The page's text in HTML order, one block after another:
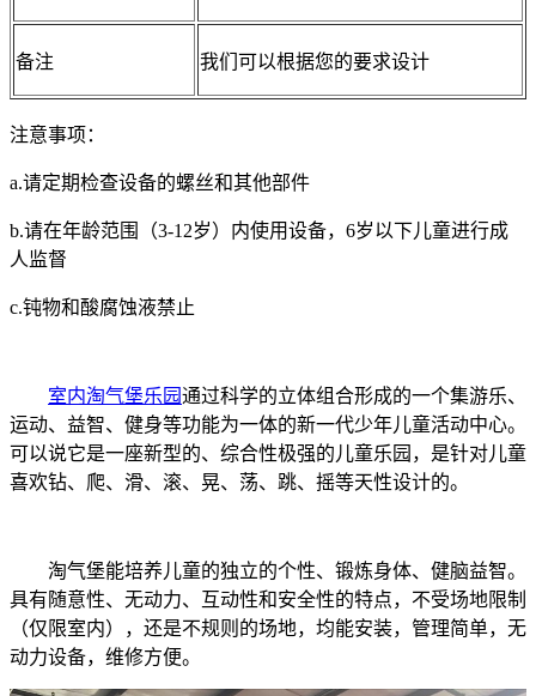
备注 我们可以根据您的要求设计
注意事项：
a.请定期检查设备的螺丝和其他部件
b.请在年龄范围（3-12岁）内使用设备，6岁以下儿童进行成
人监督
c.钝物和酸腐蚀液禁止
室内淘气堡乐园通过科学的立体组合形成的一个集游乐、
运动、益智、健身等功能为一体的新一代少年儿童活动中心。
可以说它是一座新型的、综合性极强的儿童乐园，是针对儿童
喜欢钻、爬、滑、滚、晃、荡、跳、摇等天性设计的。
淘气堡能培养儿童的独立的个性、锻炼身体、健脑益智。
具有随意性、无动力、互动性和安全性的特点，不受场地限制
（仅限室内），还是不规则的场地，均能安装，管理简单，无
动力设备，维修方便。